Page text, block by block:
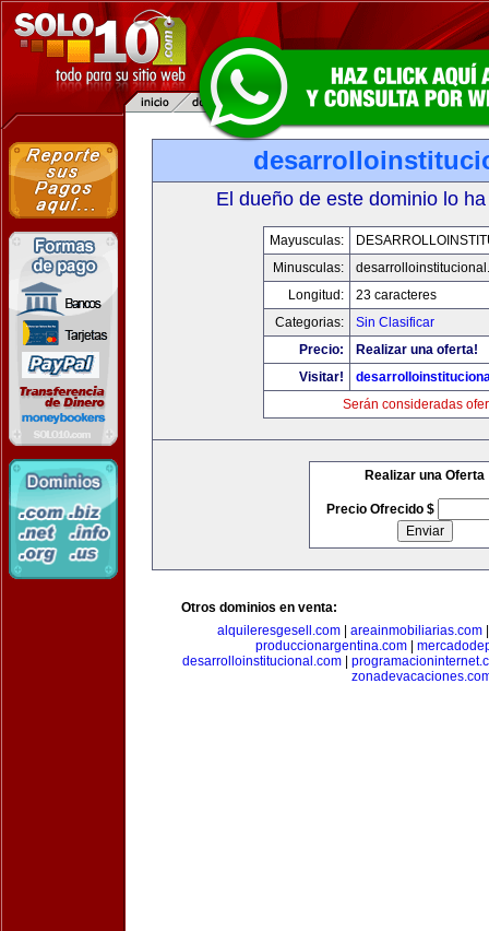
El dueño de este dominio lo
Mayusculas:
Minusculas:
Longitud:
23 caracteres
Categorias:
Sin Clasificar
Precio:
Realizar una oferta!
Visitar!
Serán consideradas
Realizar una Oferta
Precio Ofrecido $
Otros dominios en venta:
alquileresgesell.com
areainmobiliarias.com
produccionargentina.com|
desarrolloinstitucional.com